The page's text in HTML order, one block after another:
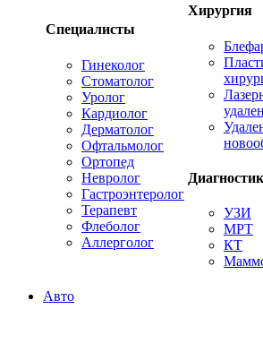
Специалисты
Гинеколог
Стоматолог
Уролог
Кардиолог
Дерматолог
Офтальмолог
Ортопед
Невролог
Гастроэнтеролог
Терапевт
Флеболог
Аллерголог
Хирургия
УЗИ
МРТ
КТ
Авто